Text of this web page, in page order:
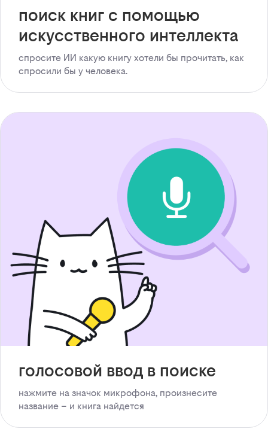
поиск книг с помощью
искусственного интеллекта
спросите ИИ какую книгу хотели бы прочитать, как
спросили бы у человека.
голосовой ввод в поиске
нажмите на значок микрофона, произнесите
название – и книга найдется